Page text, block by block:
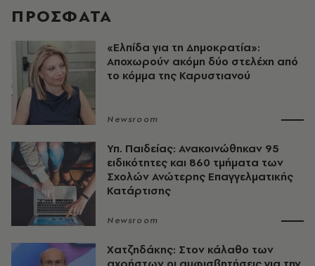
ΠΡΟΣΦΑΤΑ
«Ελπίδα για τη Δημοκρατία»:
Αποχωρούν ακόμη δύο στελέχη από
το κόμμα της Καρυστιανού
Newsroom
Υπ. Παιδείας: Ανακοινώθηκαν 95
ειδικότητες και 860 τμήματα των
Σχολών Ανώτερης Επαγγελματικής
Κατάρτισης
Newsroom
Χατζηδάκης: Στον κάλαθο των